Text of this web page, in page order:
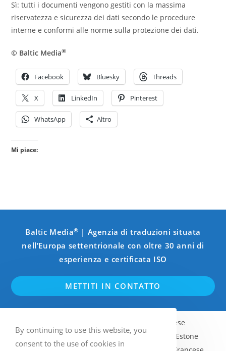
Sì: tutti i documenti vengono gestiti con la massima
riservatezza e sicurezza dei dati secondo le procedure
interne e conformi alle norme sulla protezione dei dati.
© Baltic Media®
Facebook Bluesky Threads
X LinkedIn Pinterest
WhatsApp Altro
Mi piace:
Baltic Media® | Agenzia di traduzioni situata
nell’Europa settentrionale con oltre 30 anni di
esperienza e certificata ISO
METTITI IN CONTATTO
Finlandese
Norvegese (Bokmål)
Lettone
Estone
By continuing to use this website, you
consent to the use of cookies in